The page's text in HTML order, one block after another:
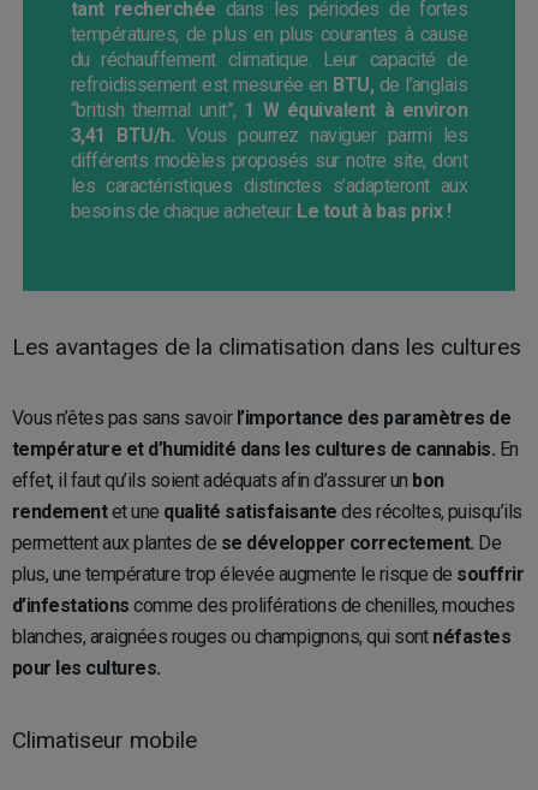
tant recherchée dans les périodes de fortes
températures, de plus en plus courantes à cause
du réchauffement climatique. Leur capacité de
refroidissement est mesurée en BTU,de l’anglais
“british thermal unit”, 1 W équivalent à environ
3,41 BTU/h. Vous pourrez naviguer parmi les
différents modèles proposés sur notre site, dont
les caractéristiques distinctes s’adapteront aux
besoins de chaque acheteur. Le tout à bas prix !
Les avantages de la climatisation dans les cultures
Vous n’êtes pas sans savoirl’importance des paramètres de
température et d’humidité dans les cultures de cannabis. En
effet, il faut qu’ils soient adéquats afin d’assurer un bon
rendementet une qualité satisfaisante des récoltes, puisqu’ils
permettent aux plantes de se développer correctement. De
plus, une température trop élevée augmente le risque de souffrir
d’infestations comme des proliférations de chenilles, mouches
blanches, araignées rouges ou champignons, qui sont néfastes
pour les cultures.
Climatiseur mobile